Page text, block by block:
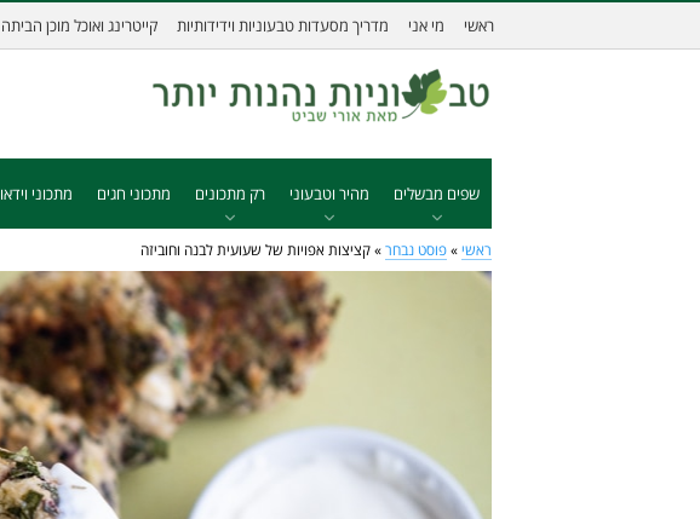
ראשי מי אני מדריך מסעדות טבעוניות וידידותיות קייטרינג ואוכל מוכן הביתה
שפים מבשלים מהיר וטבעוני רק מתכונים מתכוני חגים מתכוני וידאו
ראשי » פוסט נבחר » קציצות אפויות של שעועית לבנה וחוביזה